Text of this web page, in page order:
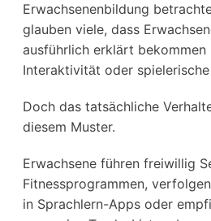
Erwachsenenbildung
glauben viele, dass
ausführlich erklärt bekommen
Interaktivität oder spielerische
Doch das tatsächliche
diesem Muster.
Erwachsene führen freiwillig
Fitnessprogrammen,
in Sprachlern-Apps oder